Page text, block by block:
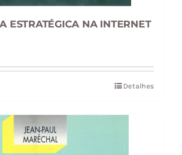
ESTRATÉGICA NA INTERNET
Detalhes